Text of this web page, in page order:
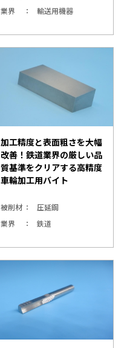
業界
輸送用機器
加工精度と表面粗さを大幅
改善！鉄道業界の厳しい品
質基準をクリアする高精度
車輪加工用バイト
被削材
圧延鋼
業界
鉄道